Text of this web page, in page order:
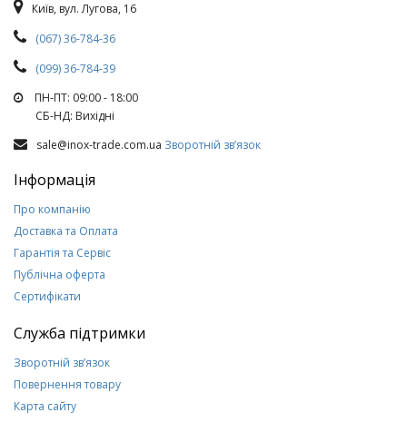
Київ, вул. Лугова, 16
(067) 36-784-36
(099) 36-784-39
ПН-ПТ: 09:00 - 18:00
СБ-НД: Вихiднi
sale@inox-trade.com.ua Зворотній зв’язок
Інформація
Про компанію
Доставка та Оплата
Гарантія та Сервіс
Публічна оферта
Сертифікати
Служба підтримки
Зворотній зв’язок
Повернення товару
Карта сайту